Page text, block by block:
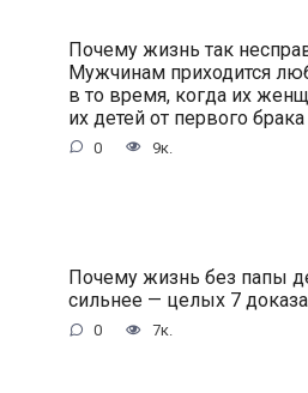
Почему жизнь так
Мужчинам приходится
в то время, когда их
их детей от первого брака
0 9к.
Почему жизнь без папы
сильнее — целых 7
0 7к.